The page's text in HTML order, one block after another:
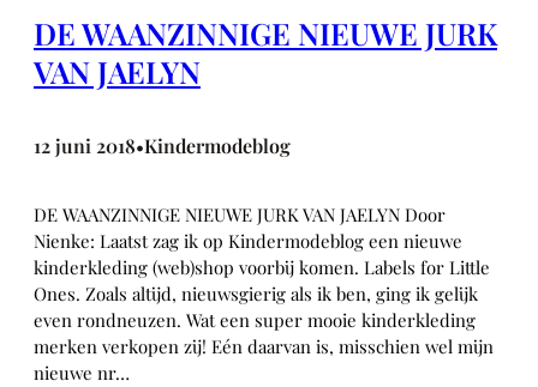
DE WAANZINNIGE NIEUWE JURK
VAN JAELYN
12 juni 2018•Kindermodeblog
DE WAANZINNIGE NIEUWE JURK VAN JAELYN Door
Nienke: Laatst zag ik op Kindermodeblog een nieuwe
kinderkleding (web)shop voorbij komen. Labels for Little
Ones. Zoals altijd, nieuwsgierig als ik ben, ging ik gelijk
even rondneuzen. Wat een super mooie kinderkleding
merken verkopen zij! Eén daarvan is, misschien wel mijn
nieuwe nr…